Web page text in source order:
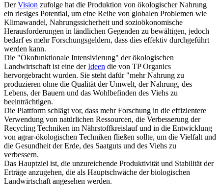
DerVision zufolge hat die Produktion von ökologischer Nahrung
ein riesiges Potential, um eine Reihe von globalen Problemen wie
Klimawandel, Nahrungssicherheit und sozioökonomische
Herausforderungen in ländlichen Gegenden zu bewältigen, jedoch
bedarf es mehr Forschungsgeldern, dass dies effektiv durchgeführt
werden kann.
Die "Ökofunktionale Intensivierung" der ökologischen
Landwirtschaft ist eine derIdeen die von TP Organics
hervorgebracht wurden. Sie steht dafür "mehr Nahrung zu
produzieren ohne die Qualität der Umwelt, der Nahrung, des
Lebens, der Bauern und das Wohlbefinden des Viehs zu
beeinträchtigen.
Die Plattform schlägt vor, dass mehr Forschung in die effizientere
Verwendung von natürlichen Ressourcen, die Verbesserung der
Recycling Techniken im Nährstoffkreislauf und in die Entwicklung
von agrar-ökologischen Techniken fließen sollte, um die Vielfalt und
die Gesundheit der Erde, des Saatguts und des Viehs zu
verbessern.
Das Hauptziel ist, die unzureichende Produktivität und Stabilität der
Erträge anzugehen, die als Hauptschwäche der biologischen
Landwirtschaft angesehen werden.